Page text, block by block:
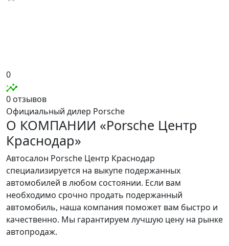
0
0 отзывов
Официальный дилер Porsche
О КОМПАНИИ «Porsche Центр
Краснодар»
Автосалон Porsche Центр Краснодар
специализируется на выкупе подержанных
автомобилей в любом состоянии. Если вам
необходимо срочно продать подержанный
автомобиль, наша компания поможет вам быстро и
качественно. Мы гарантируем лучшую цену на рынке
автопродаж.